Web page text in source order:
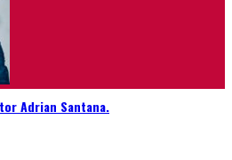
Adrian Santana.